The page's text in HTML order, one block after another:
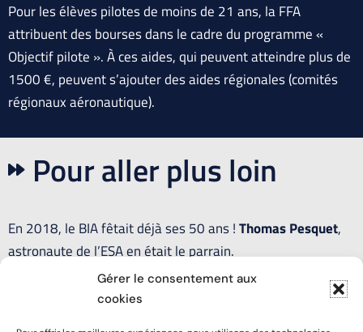
Gérer le consentement aux
cookies
Pour aller plus loin
En 2018, le BIA fêtait déjà ses 50 ans !Thomas Pesquet,
astronaute de l’ESA en était le parrain.
Pour les élèves pilotes de moins de 21 ans, la FFA
attribuent des bourses dans le cadre du programme «
Objectif pilote ». À ces aides, qui peuvent atteindre plus de
1500 €, peuvent s’ajouter des aides régionales (comités
régionaux aéronautique).